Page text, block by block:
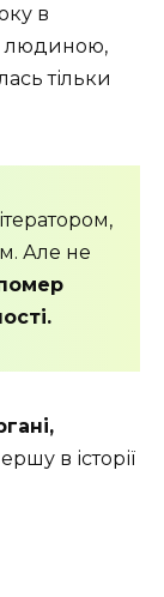
в
людиною,
тільки
Але не
в історії